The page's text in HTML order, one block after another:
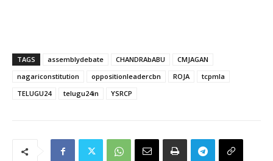
TAGS assemblydebate CHANDRAbABU
CMJAGAN
nagariconstitution
oppositionleadercbn ROJA
tcpmla
TELUGU24
telugu24in YSRCP